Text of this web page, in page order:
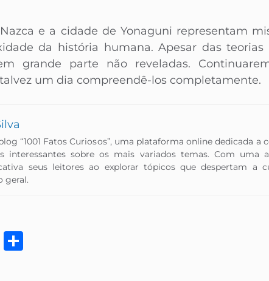
e a cidade de Yonaguni representam
da história humana. Apesar das teorias
grande parte não reveladas.
um dia compreendê-los completamente.
“1001 Fatos Curiosos”, uma plataforma online dedicada
interessantes sobre os mais variados temas. Com uma
seus leitores ao explorar tópicos que despertam a
geral.​
Copy